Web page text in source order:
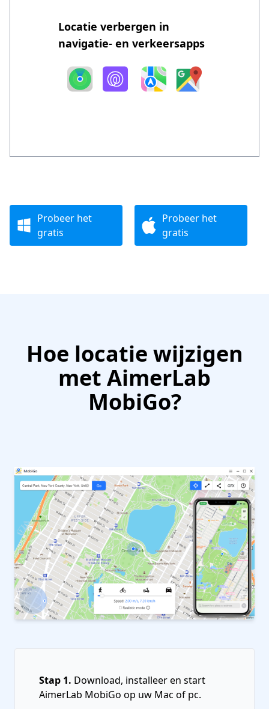
Locatie verbergen in
navigatie- en verkeersapps
Probeer het
gratis
Probeer het
gratis
Hoe locatie wijzigen
met AimerLab
MobiGo?
Stap 1. Download, installeer en start
AimerLab MobiGo op uw Mac of pc.